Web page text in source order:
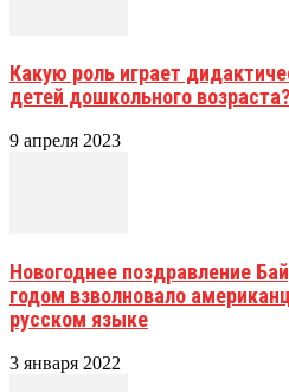
Какую роль играет
детей дошкольного возраста?
9 апреля 2023
Новогоднее поздравление
годом взволновало
русском языке
3 января 2022